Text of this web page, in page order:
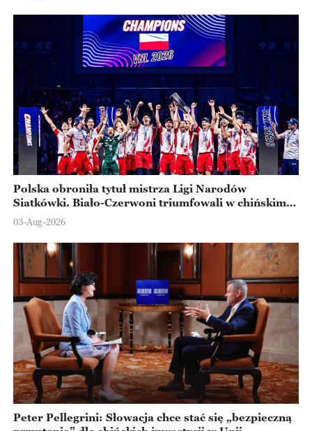
Polska obroniła tytuł mistrza Ligi Narodów
Siatkówki. Biało-Czerwoni triumfowali w chińskim
Ningbo
03-Aug-2026
Peter Pellegrini: Słowacja chce stać się „bezpieczną